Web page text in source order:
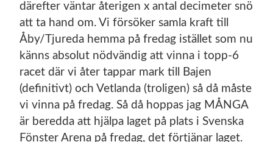
därefter väntar återigen x antal decimeter snö
att ta hand om. Vi försöker samla kraft till
Åby/Tjureda hemma på fredag istället som nu
känns absolut nödvändig att vinna i topp-6
racet där vi åter tappar mark till Bajen
(definitivt) och Vetlanda (troligen) så då måste
vi vinna på fredag. Så då hoppas jag MÅNGA
är beredda att hjälpa laget på plats i Svenska
Fönster Arena på fredag, det förtjänar laget.